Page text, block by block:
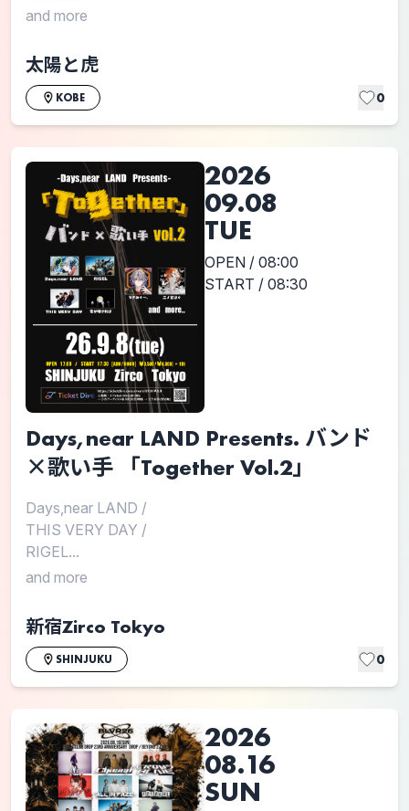
and more
太陽と虎
KOBE 0
2026
09.08
TUE
OPEN / 08:00
START / 08:30
Days,near LAND Presents. バンド
×歌い手 「Together Vol.2」
Days,near LAND /
THIS VERY DAY /
RIGEL...
and more
新宿Zirco Tokyo
SHINJUKU 0
2026
08.16
SUN